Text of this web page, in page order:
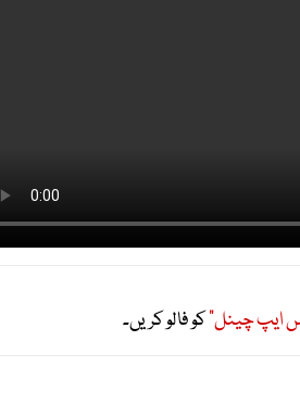
ایپ چینل"کو فالو کریں۔